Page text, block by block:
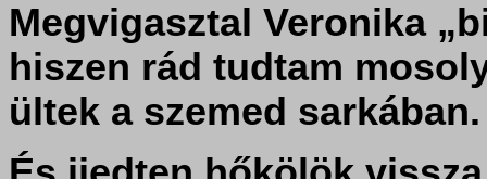
Megvigasztal Veronika
hiszen rád tudtam
ültek a szemed sarkában.